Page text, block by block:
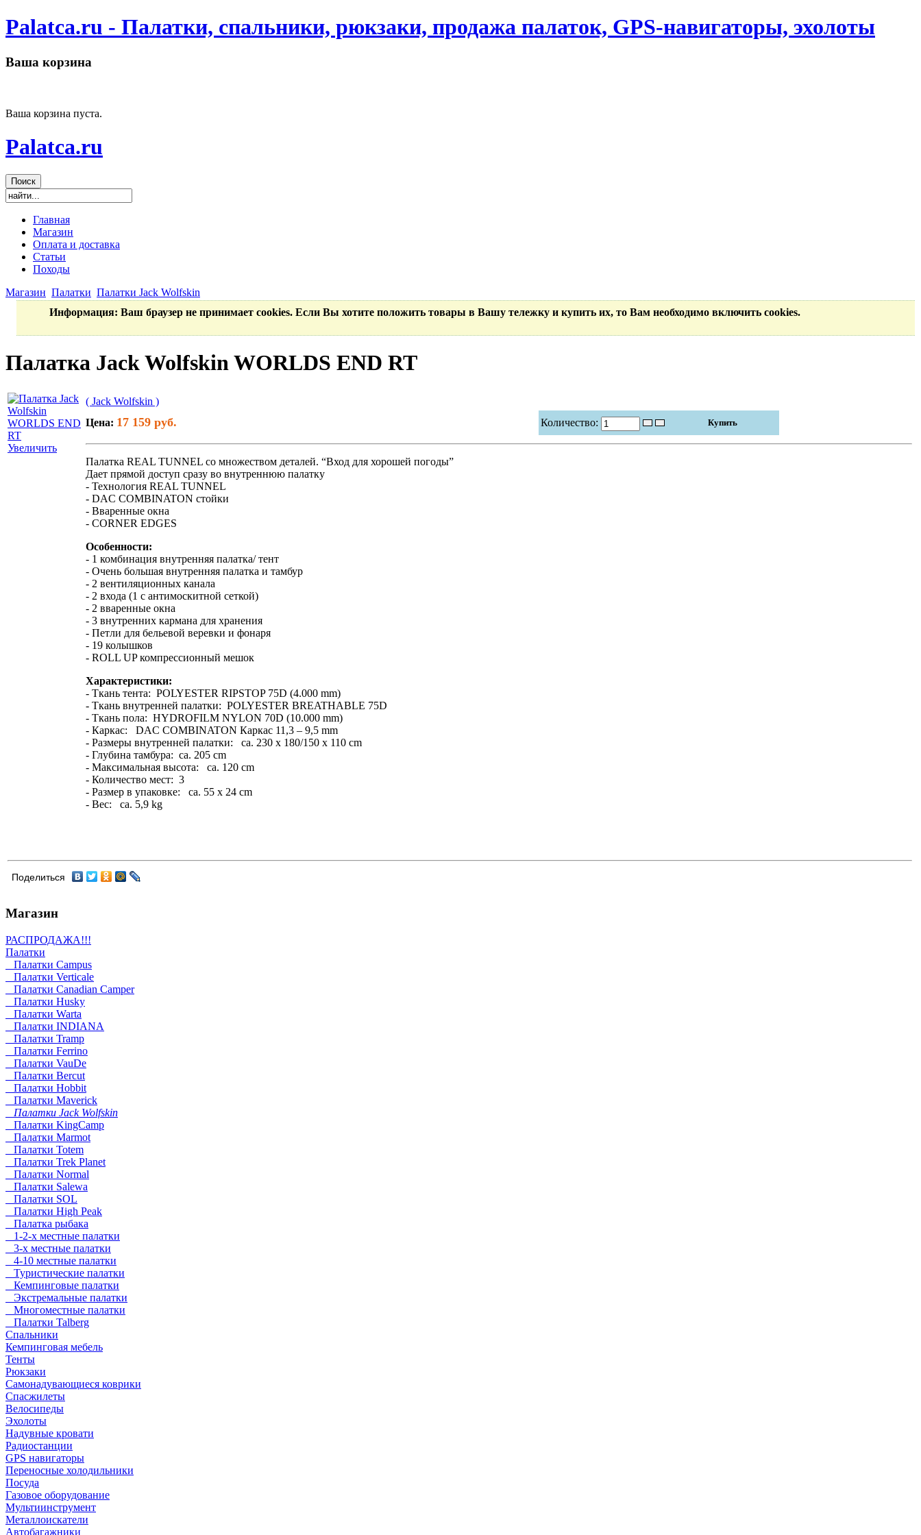
Palatca.ru - Палатки, спальники, рюкзаки, продажа палаток, GPS-навигаторы, эхолоты
Ваша корзина
Ваша корзина пуста.
Palatca.ru
Главная
Магазин
Оплата и доставка
Статьи
Походы
Магазин Палатки Палатки Jack Wolfskin
Информация: Ваш браузер не принимает cookies. Если Вы хотите положить товары в Вашу тележку и купить их, то Вам необходимо включить cookies.
Палатка Jack Wolfskin WORLDS END RT
Увеличить
( Jack Wolfskin )
Цена: 17 159 руб. Количество:
Палатка REAL TUNNEL со множеством деталей. “Вход для хорошей погоды”
Дает прямой доступ сразу во внутреннюю палатку
- Технология REAL TUNNEL
- DAC COMBINATON стойки
- Вваренные окна
- CORNER EDGES
Особенности:
- 1 комбинация внутренняя палатка/ тент
- Очень большая внутренняя палатка и тамбур
- 2 вентиляционных канала
- 2 входа (1 с антимоскитной сеткой)
- 2 вваренные окна
- 3 внутренних кармана для хранения
- Петли для бельевой веревки и фонаря
- 19 колышков
- ROLL UP компрессионный мешок
Характеристики:
- Ткань тента: POLYESTER RIPSTOP 75D (4.000 mm)
- Ткань внутренней палатки: POLYESTER BREATHABLE 75D
- Ткань пола: HYDROFILM NYLON 70D (10.000 mm)
- Каркас: DAC COMBINATON Каркас 11,3 – 9,5 mm
- Размеры внутренней палатки: ca. 230 x 180/150 x 110 cm
- Глубина тамбура: ca. 205 cm
- Максимальная высота: ca. 120 cm
- Количество мест: 3
- Размер в упаковке: ca. 55 x 24 cm
- Вес: ca. 5,9 kg
Поделиться
Магазин
РАСПРОДАЖА!!!
Палатки
Палатки Campus
Палатки Verticale
Палатки Canadian Camper
Палатки Husky
Палатки Warta
Палатки INDIANA
Палатки Tramp
Палатки Ferrino
Палатки VauDe
Палатки Bercut
Палатки Hobbit
Палатки Maverick
Палатки Jack Wolfskin
Палатки KingCamp
Палатки Marmot
Палатки Totem
Палатки Trek Planet
Палатки Normal
Палатки Salewa
Палатки SOL
Палатки High Peak
Палатка рыбака
1-2-х местные палатки
3-х местные палатки
4-10 местные палатки
Туристические палатки
Кемпинговые палатки
Экстремальные палатки
Многоместные палатки
Палатки Talberg
Спальники
Кемпинговая мебель
Тенты
Рюкзаки
Самонадувающиеся коврики
Спасжилеты
Велосипеды
Эхолоты
Надувные кровати
Радиостанции
GPS навигаторы
Переносные холодильники
Посуда
Газовое оборудование
Мультиинструмент
Металлоискатели
Автобагажники